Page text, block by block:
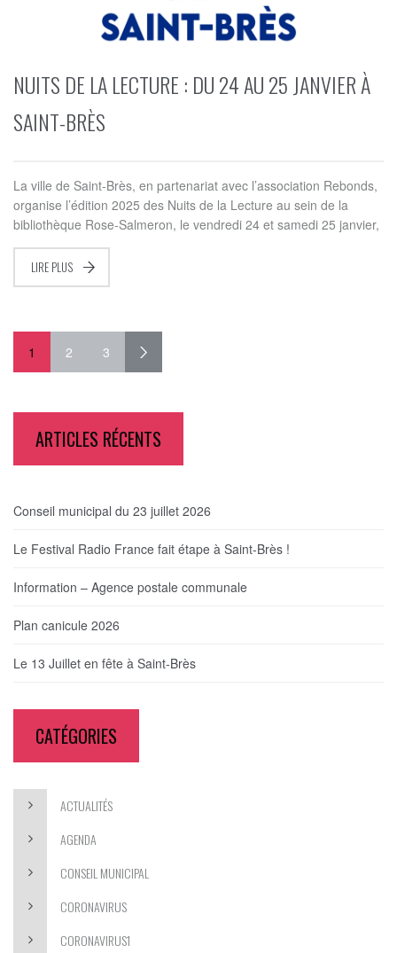
NUITS DE LA LECTURE : DU 24 AU 25 JANVIER À
SAINT-BRÈS
La ville de Saint-Brès, en partenariat avec l’association Rebonds,
organise l’édition 2025 des Nuits de la Lecture au sein de la
bibliothèque Rose-Salmeron, le vendredi 24 et samedi 25 janvier,
LIRE PLUS
1 2 3
ARTICLES RÉCENTS
Conseil municipal du 23 juillet 2026
Le Festival Radio France fait étape à Saint-Brès !
Information – Agence postale communale
Plan canicule 2026
Le 13 Juillet en fête à Saint-Brès
CATÉGORIES
ACTUALITÉS
AGENDA
CONSEIL MUNICIPAL
CORONAVIRUS
CORONAVIRUS1